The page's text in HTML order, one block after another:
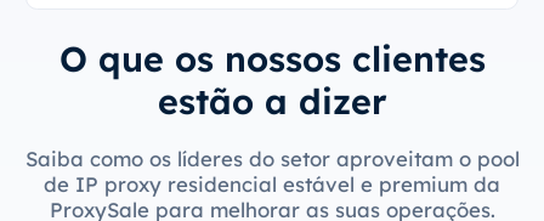
O que os nossos clientes
estão a dizer
Saiba como os líderes do setor aproveitam o pool
de IP proxy residencial estável e premium da
ProxySale para melhorar as suas operações.